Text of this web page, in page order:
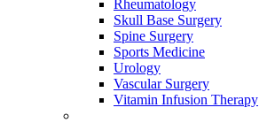
Rheumatology
Skull Base Surgery
Spine Surgery
Sports Medicine
Urology
Vascular Surgery
Vitamin Infusion Therapy